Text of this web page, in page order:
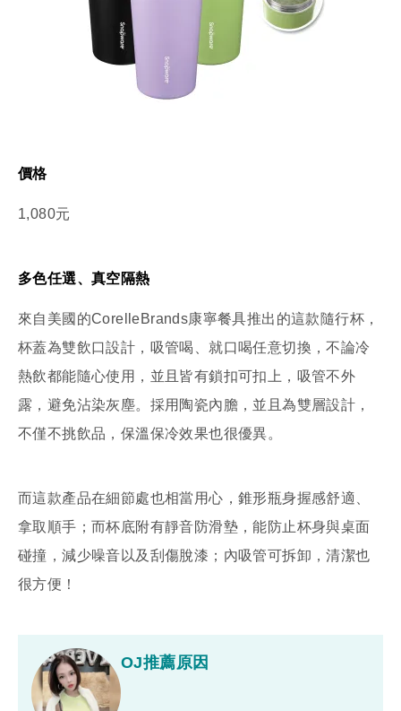
價格
1,080元
多色任選、真空隔熱
來自美國的CorelleBrands康寧餐具推出的這款隨行杯，
杯蓋為雙飲口設計，吸管喝、就口喝任意切換，不論冷
熱飲都能隨心使用，並且皆有鎖扣可扣上，吸管不外
露，避免沾染灰塵。採用陶瓷內膽，並且為雙層設計，
不僅不挑飲品，保溫保冷效果也很優異。
而這款產品在細節處也相當用心，錐形瓶身握感舒適、
拿取順手；而杯底附有靜音防滑墊，能防止杯身與桌面
碰撞，減少噪音以及刮傷脫漆；內吸管可拆卸，清潔也
很方便！
OJ推薦原因